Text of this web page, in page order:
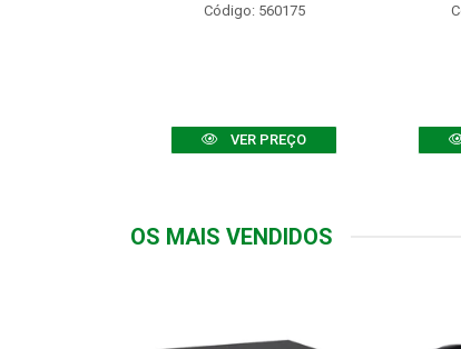
Código: 560175
VER PREÇO
OS MAIS VENDIDOS